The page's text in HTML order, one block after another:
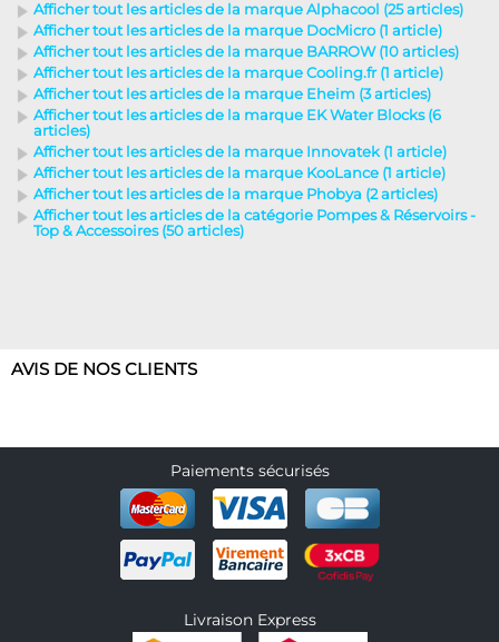
Afficher tout les articles de la marque Alphacool (25 articles)
Afficher tout les articles de la marque DocMicro (1 article)
Afficher tout les articles de la marque BARROW (10 articles)
Afficher tout les articles de la marque Cooling.fr (1 article)
Afficher tout les articles de la marque Eheim (3 articles)
Afficher tout les articles de la marque EK Water Blocks (6
articles)
Afficher tout les articles de la marque Innovatek (1 article)
Afficher tout les articles de la marque KooLance (1 article)
Afficher tout les articles de la marque Phobya (2 articles)
Afficher tout les articles de la catégorie Pompes & Réservoirs -
Top & Accessoires (50 articles)
AVIS DE NOS CLIENTS
Paiements sécurisés
Livraison Express